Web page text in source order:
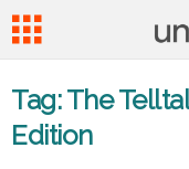
Tag: The
Edition